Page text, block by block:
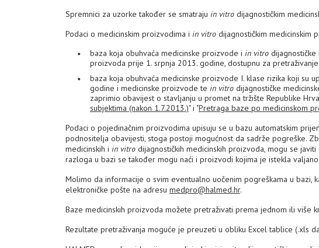
Spremnici za uzorke također se smatraju in vitro dijagnostičkim
Podaci o medicinskim proizvodima i in vitro dijagnostičkim medicinskim
baza koja obuhvaća medicinske proizvode i in vitro dijagnostičke
proizvoda prije 1. srpnja 2013. godine, dostupnu za
baza koja obuhvaća medicinske proizvode I. klase rizika koji su
godine i medicinske proizvode te in vitro dijagnostičke
zaprimio obavijest o stavljanju u promet na tržište Republike
subjektima (nakon 1.7.2013.)" i "Pretraga baze po medicinskom
Podaci o pojedinačnim proizvodima upisuju se u bazu automatskim
podnositelja obavijesti, stoga postoji mogućnost da sadrže pogreške.
medicinskih i in vitro dijagnostičkih medicinskih proizvoda, mogu se
razloga u bazi se također mogu naći i proizvodi kojima je istekla
Molimo da informacije o svim eventualno uočenim pogreškama u
elektroničke pošte na adresu medpro@halmed.hr.
Baze medicinskih proizvoda možete pretraživati prema jednom ili više
Rezultate pretraživanja moguće je preuzeti u obliku Excel tablice (.xls